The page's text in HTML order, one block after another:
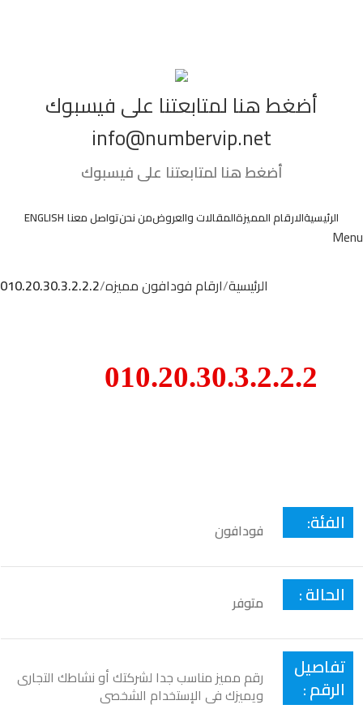
أضغط هنا لمتابعتنا على فيسبوك
info@numbervip.net
أضغط هنا لمتابعتنا على فيسبوك
الرئيسيةالارقام المميزةالمقالات والعروضمن نحنتواصل معنا ENGLISH
Menu
الرئيسية ارقام فودافون مميزه 010.20.30.3.2.2.2
010.20.30.3.2.2.2
الفئة: فودافون
الحالة : متوفر
تفاصيل
الرقم : رقم مميز مناسب جدا لشركتك أو نشاطك التجارى
ويميزك فى الإستخدام الشخصى